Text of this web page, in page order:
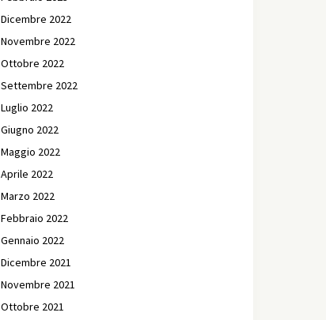
Dicembre 2022
Novembre 2022
Ottobre 2022
Settembre 2022
Luglio 2022
Giugno 2022
Maggio 2022
Aprile 2022
Marzo 2022
Febbraio 2022
Gennaio 2022
Dicembre 2021
Novembre 2021
Ottobre 2021